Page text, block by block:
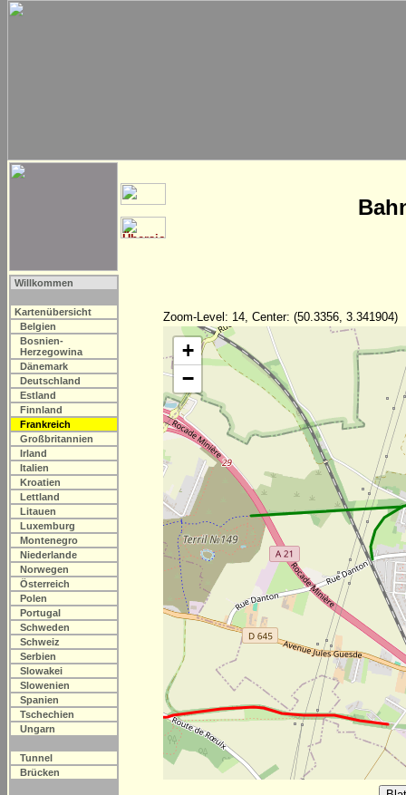
Willkommen
Kartenübersicht
Belgien
Bosnien-
Herzegowina
Dänemark
Deutschland
Estland
Finnland
Frankreich
Großbritannien
Irland
Italien
Kroatien
Lettland
Litauen
Luxemburg
Montenegro
Niederlande
Norwegen
Österreich
Polen
Portugal
Schweden
Schweiz
Serbien
Slowakei
Slowenien
Spanien
Tschechien
Ungarn
Tunnel
Brücken
Zoom-Level: 14, Center: (50.3356, 3.341904)
+
−